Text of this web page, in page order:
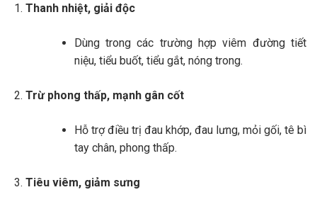
Thanh nhiệt, giải độc
Dùng trong các trường hợp viêm đường tiết
niệu, tiểu buốt, tiểu gắt, nóng trong.
Trừ phong thấp, mạnh gân cốt
Hỗ trợ điều trị đau khớp, đau lưng, mỏi gối, tê bì
tay chân, phong thấp.
Tiêu viêm, giảm sưng